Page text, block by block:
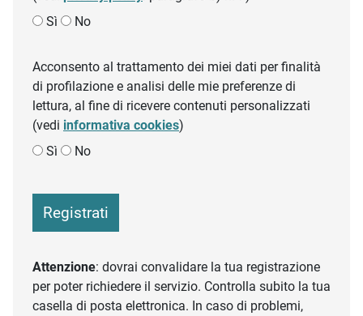
Sì
No
Acconsento al trattamento dei miei dati per finalità
di profilazione e analisi delle mie preferenze di
lettura, al fine di ricevere contenuti personalizzati
(vedi informativa cookies)
Sì
No
Registrati
Attenzione: dovrai convalidare la tua registrazione
per poter richiedere il servizio. Controlla subito la tua
casella di posta elettronica. In caso di problemi,